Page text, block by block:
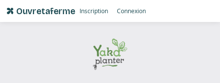
Ouvretaferme Inscription Connexion